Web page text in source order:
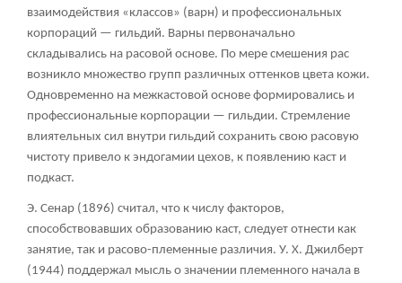
взаимодействия «классов» (варн) и профессиональных
корпораций — гильдий. Варны первоначально
складывались на расовой основе. По мере смешения рас
возникло множество групп различных оттенков цвета кожи.
Одновременно на межкастовой основе формировались и
профессиональные корпорации — гильдии. Стремление
влиятельных сил внутри гильдий сохранить свою расовую
чистоту привело к эндогамии цехов, к появлению каст и
подкаст.
Э. Сенар (1896) считал, что к числу факторов,
способствовавших образованию каст, следует отнести как
занятие, так и расово-племенные различия. У. X. Джилберт
(1944) поддержал мысль о значении племенного начала в